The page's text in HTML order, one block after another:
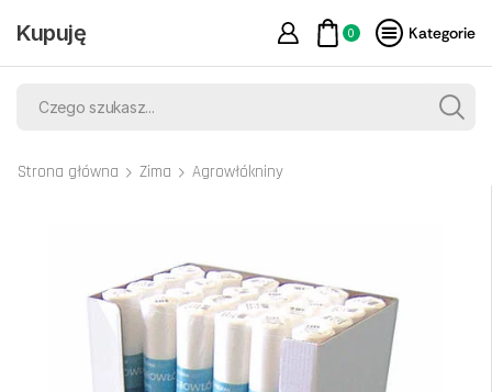
Kupuję 0 Kategorie
Strona główna Zima Agrowłókniny